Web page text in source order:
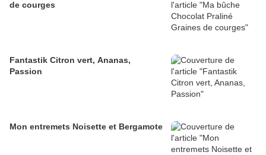
de courges
Fantastik Citron vert, Ananas,
Passion
Mon entremets Noisette et Bergamote